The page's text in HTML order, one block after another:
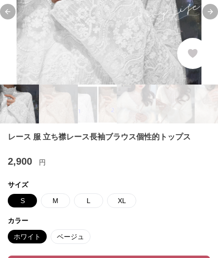
Previous slide
レース 服 立ち襟レース長袖ブラウス個性的トップス
2,900 円
サイズ
S M L XL
カラー
ホワイト ベージュ